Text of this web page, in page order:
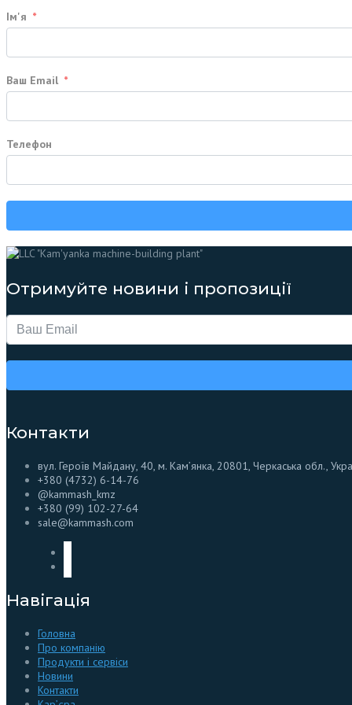
Ім'я
Ваш Email
Телефон
Отримуйте новини і пропозиції
Контакти
вул. Героїв Майдану, 40, м. Кам’янка, 20801, Черкаська обл.,
+380 (4732) 6-14-76
@kammash_kmz
+380 (99) 102-27-64
sale@kammash.com
Навігація
Головна
Про компанію
Продукти і сервіси
Новини
Контакти